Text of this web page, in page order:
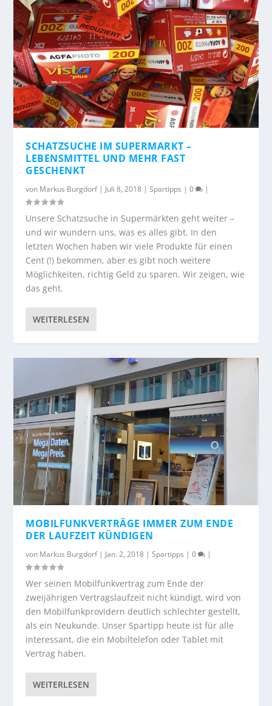
SCHATZSUCHE IM SUPERMARKT –
LEBENSMITTEL UND MEHR FAST
GESCHENKT
von Markus Burgdorf| Juli 8, 2018 |Spartipps |0 |
Unsere Schatzsuche in Supermärkten geht weiter –
und wir wundern uns, was es alles gibt. In den
letzten Wochen haben wir viele Produkte für einen
Cent (!) bekommen, aber es gibt noch weitere
Möglichkeiten, richtig Geld zu sparen. Wir zeigen, wie
das geht.
WEITERLESEN
MOBILFUNKVERTRÄGE IMMER ZUM ENDE
DER LAUFZEIT KÜNDIGEN
von Markus Burgdorf| Jan. 2, 2018 |Spartipps |0 |
Wer seinen Mobilfunkvertrag zum Ende der
zweijährigen Vertragslaufzeit nicht kündigt, wird von
den Mobilfunkprovidern deutlich schlechter gestellt,
als ein Neukunde. Unser Spartipp heute ist für alle
interessant, die ein Mobiltelefon oder Tablet mit
Vertrag haben.
WEITERLESEN